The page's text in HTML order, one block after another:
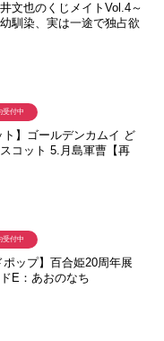
文也のくじメイトVol.4～
馴染、実は一途で独占欲
ト】ゴールデンカムイ ど
コット 5.月島軍曹【再
受付中
ポップ】百合姫20周年展
E：あおのなち
受付中